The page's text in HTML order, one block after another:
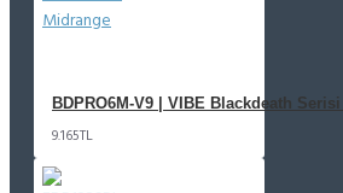
BDPRO6M-V9 | VIBE Blackdeath
9.165TL